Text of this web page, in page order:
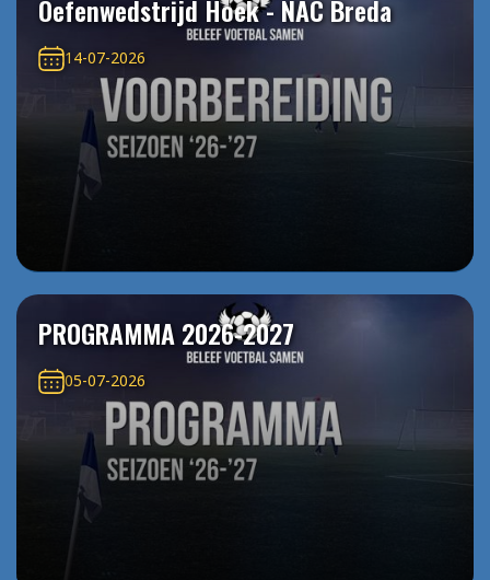
Oefenwedstrijd Hoek - NAC Breda
14-07-2026
PROGRAMMA 2026-2027
05-07-2026